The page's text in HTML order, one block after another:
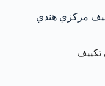
رقم فني تكييف مركزي هندي
تكييف